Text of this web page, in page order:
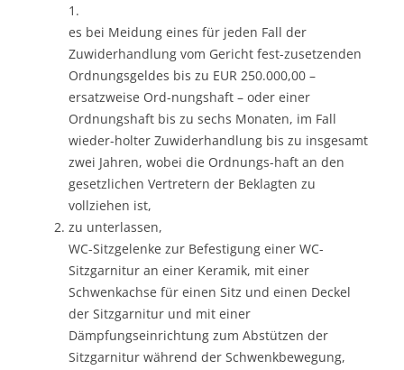
1.
es bei Meidung eines für jeden Fall der
Zuwiderhandlung vom Gericht fest-zusetzenden
Ordnungsgeldes bis zu EUR 250.000,00 –
ersatzweise Ord-nungshaft – oder einer
Ordnungshaft bis zu sechs Monaten, im Fall
wieder-holter Zuwiderhandlung bis zu insgesamt
zwei Jahren, wobei die Ordnungs-haft an den
gesetzlichen Vertretern der Beklagten zu
vollziehen ist,
zu unterlassen,
WC-Sitzgelenke zur Befestigung einer WC-
Sitzgarnitur an einer Keramik, mit einer
Schwenkachse für einen Sitz und einen Deckel
der Sitzgarnitur und mit einer
Dämpfungseinrichtung zum Abstützen der
Sitzgarnitur während der Schwenkbewegung,